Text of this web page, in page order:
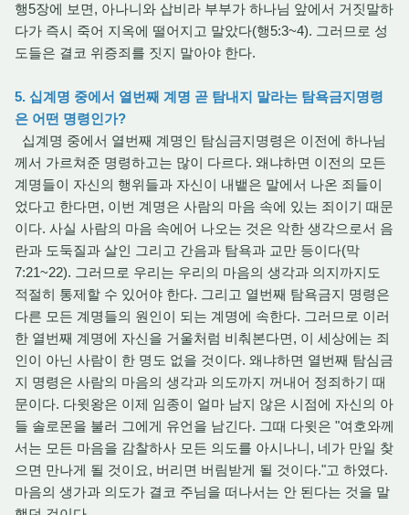
행5장에 보면, 아나니와 삽비라 부부가 하나님 앞에서 거짓말하
다가 즉시 죽어 지옥에 떨어지고 말았다(행5:3~4). 그러므로 성
도들은 결코 위증죄를 짓지 말아야 한다.
5. 십계명 중에서 열번째 계명 곧 탐내지 말라는 탐욕금지명령
은 어떤 명령인가?
십계명 중에서 열번째 계명인 탐심금지명령은 이전에 하나님
께서 가르쳐준 명령하고는 많이 다르다. 왜냐하면 이전의 모든
계명들이 자신의 행위들과 자신이 내뱉은 말에서 나온 죄들이
었다고 한다면, 이번 계명은 사람의 마음 속에 있는 죄이기 때문
이다. 사실 사람의 마음 속에어 나오는 것은 악한 생각으로서 음
란과 도둑질과 살인 그리고 간음과 탐욕과 교만 등이다(막
7:21~22). 그러므로 우리는 우리의 마음의 생각과 의지까지도
적절히 통제할 수 있어야 한다. 그리고 열번째 탐욕금지 명령은
다른 모든 계명들의 원인이 되는 계명에 속한다. 그러므로 이러
한 열번째 계명에 자신을 거울처럼 비춰본다면, 이 세상에는 죄
인이 아닌 사람이 한 명도 없을 것이다. 왜냐하면 열번째 탐심금
지 명령은 사람의 마음의 생각과 의도까지 꺼내어 정죄하기 때
문이다. 다윗왕은 이제 임종이 얼마 남지 않은 시점에 자신의 아
들 솔로몬을 불러 그에게 유언을 남긴다. 그때 다윗은 "여호와께
서는 모든 마음을 감찰하사 모든 의도를 아시나니, 네가 만일 찾
으면 만나게 될 것이요, 버리면 버림받게 될 것이다."고 하였다.
마음의 생가과 의도가 결코 주님을 떠나서는 안 된다는 것을 말